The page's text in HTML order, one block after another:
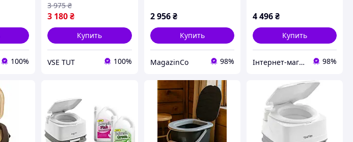
100%
3 180₴
3 975 ₴
Купить
VSE TUT 100%
2 956 ₴
Купить
MagazinCo 98%
4 496₴
Купить
Інтернет-магазин Vkorzine.in.ua 98%